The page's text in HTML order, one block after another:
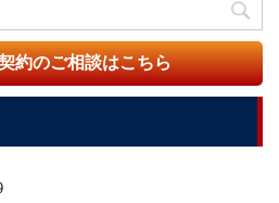
約のご相談はこちら